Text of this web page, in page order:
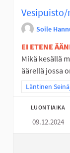
Soile
EI ETENE
Mikä kesällä
äärellä jossa
Rajaa tulokset
Läntinen
LUONTIAIKA
09.12.2024